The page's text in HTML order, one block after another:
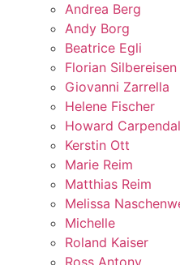
Andrea Berg
Andy Borg
Beatrice Egli
Florian Silbereisen
Giovanni Zarrella
Helene Fischer
Howard
Kerstin Ott
Marie Reim
Matthias Reim
Melissa
Michelle
Roland Kaiser
Ross Antony